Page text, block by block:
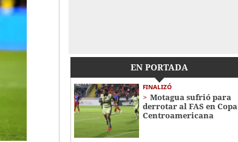
EN PORTADA
FINALIZÓ
Motagua sufrió para
derrotar al FAS en Copa
Centroamericana